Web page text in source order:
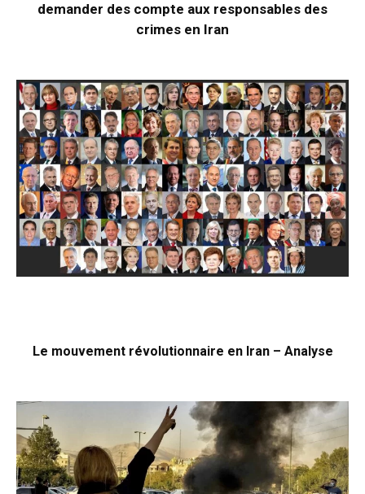
demander des compte aux responsables des
crimes en Iran
Le mouvement révolutionnaire en Iran – Analyse